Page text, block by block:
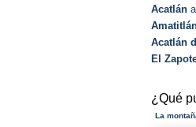
Acatlán
Acatlán
El
¿Qué
La